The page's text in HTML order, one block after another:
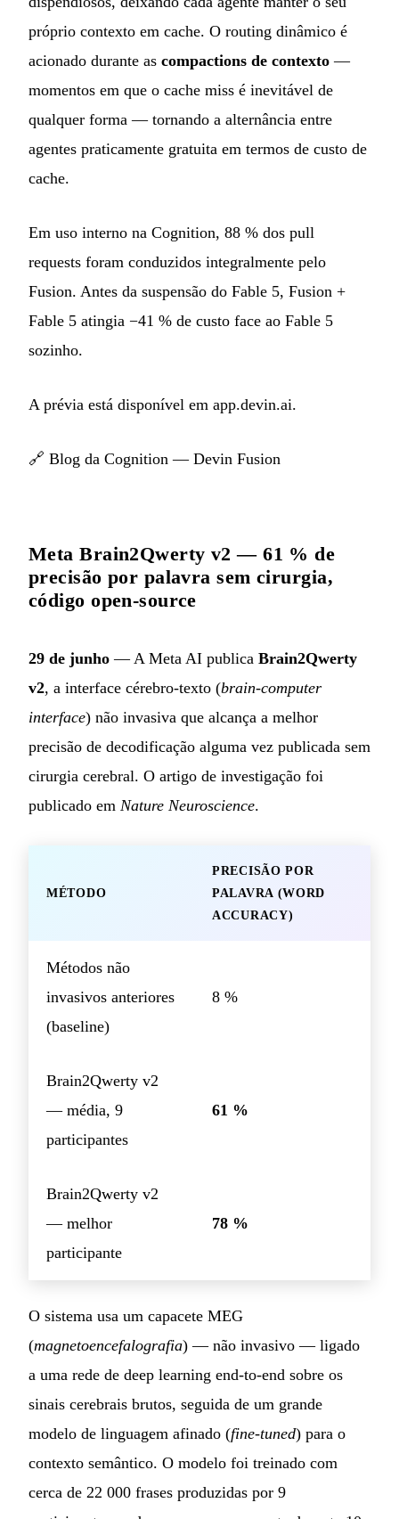
próprio contexto em cache. O routing dinâmico é
acionado durante as compactions de contexto —
momentos em que o cache miss é inevitável de
qualquer forma — tornando a alternância entre
agentes praticamente gratuita em termos de custo de
cache.
Em uso interno na Cognition, 88 % dos pull
requests foram conduzidos integralmente pelo
Fusion. Antes da suspensão do Fable 5, Fusion +
Fable 5 atingia −41 % de custo face ao Fable 5
sozinho.
A prévia está disponível em app.devin.ai.
🔗 Blog da Cognition — Devin Fusion
Meta Brain2Qwerty v2 — 61 % de
precisão por palavra sem cirurgia,
código open-source
29 de junho — A Meta AI publica Brain2Qwerty
v2, a interface cérebro-texto (brain-computer
interface) não invasiva que alcança a melhor
precisão de decodificação alguma vez publicada sem
cirurgia cerebral. O artigo de investigação foi
publicado em Nature Neuroscience.
MÉTODO
PRECISÃO POR
PALAVRA (WORD
ACCURACY)
Métodos não
invasivos anteriores
(baseline)
8 %
Brain2Qwerty v2
— média, 9
participantes
61 %
Brain2Qwerty v2
— melhor
participante
78 %
O sistema usa um capacete MEG
(magnetoencefalografia) — não invasivo — ligado
a uma rede de deep learning end-to-end sobre os
sinais cerebrais brutos, seguida de um grande
modelo de linguagem afinado (fine-tuned) para o
contexto semântico. O modelo foi treinado com
cerca de 22 000 frases produzidas por 9